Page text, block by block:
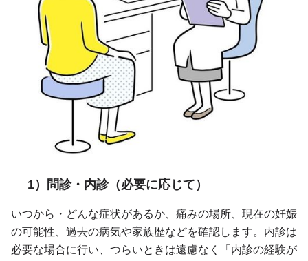
1）問診・内診（必要に応じて）
いつから・どんな症状があるか、痛みの場所、現在の妊娠
の可能性、過去の病気や家族歴などを確認します。内診は
必要な場合に行い、つらいときは遠慮なく「内診の経験が